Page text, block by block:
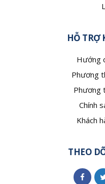
HỖ TRỢ
Hướng
Phương
Phương
Chính
Khách
THEO